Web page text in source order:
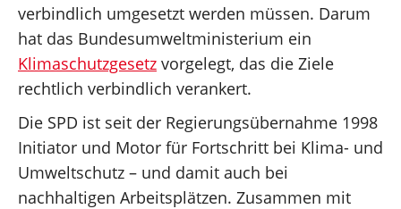
verbindlich umgesetzt werden müssen. Darum
hat das Bundesumweltministerium ein
Klimaschutzgesetz vorgelegt, das die Ziele
rechtlich verbindlich verankert.
Die SPD ist seit der Regierungsübernahme 1998
Initiator und Motor für Fortschritt bei Klima- und
Umweltschutz – und damit auch bei
nachhaltigen Arbeitsplätzen. Zusammen mit